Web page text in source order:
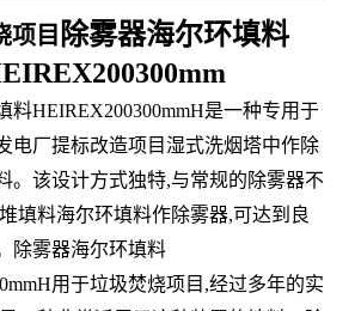
项目 除雾器海尔环填料
料HEIREX200300mmH是一种专用于
电厂提标改造项目湿式洗烟塔中作除
。该设计方式独特,与常规的除雾器不
填料海尔环填料作除雾器,可达到良
除雾器海尔环填料
用于垃圾焚烧项目,经过多年的实